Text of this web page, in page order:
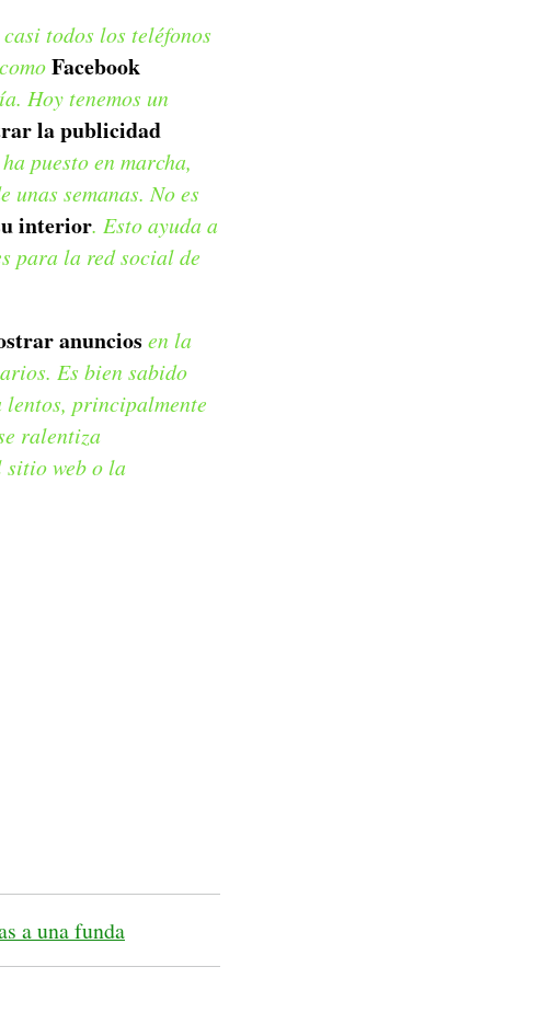
todos los teléfonos
Facebook
Hoy tenemos un
la publicidad
puesto en marcha,
unas semanas. No es
interior. Esto ayuda a
para la red social de
anuncios en la
Es bien sabido
lentos, principalmente
ralentiza
sitio web o la
a una funda